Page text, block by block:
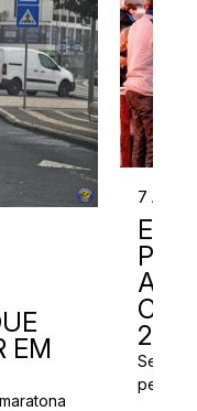
EM
7 Abr
Se
perto